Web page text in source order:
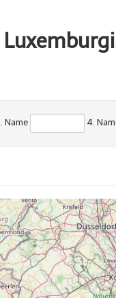
Name 4.